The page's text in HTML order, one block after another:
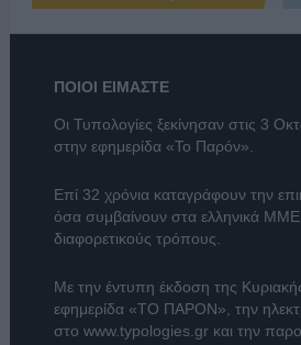
ΠΟΙΟΙ ΕΙΜΑΣΤΕ
Οι Τυπολογίες ξεκίνησαν στις 3
στην εφημερίδα «Το Παρόν».
Επί 32 χρόνια καταγράφουν την
όσα συμβαίνουν στα ελληνικά
διαφορετικούς τρόπους.
Με την έντυπη έκδοση της
εφημερίδα «ΤΟ ΠΑΡΟΝ» , την
στο www.typologies.grκαι την